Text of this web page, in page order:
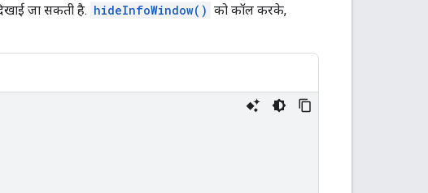
जा सकती है. hideInfoWindow() को कॉल करके,